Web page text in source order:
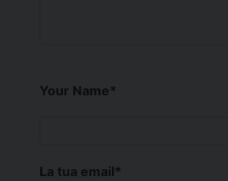
Your Name*
La tua email*